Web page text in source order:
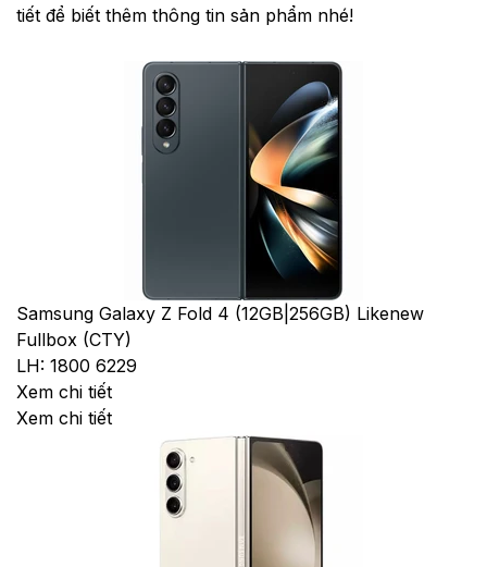
tiết để biết thêm thông tin sản phẩm nhé!
Samsung Galaxy Z Fold 4 (12GB|256GB) Likenew
Fullbox (CTY)
LH: 1800 6229
Xem chi tiết
Xem chi tiết